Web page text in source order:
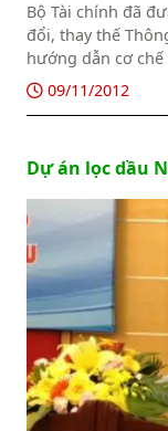
Bộ Tài chính đã
đổi, thay thế
hướng dẫn cơ
ổn giá xăng dầu.
giải quyết vấn đề
09/11/2012
Dự án lọc dầu